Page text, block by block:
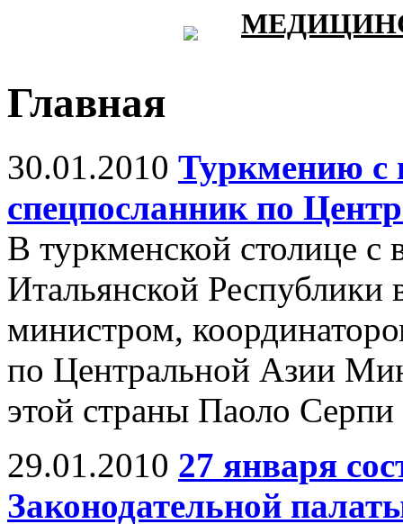
Главная
30.01.2010 Туркмению с
спецпосланник по
В туркменской столице с
Итальянской Республики
министром,
по Центральной Азии
этой страны Паоло Серпи
29.01.2010 27 января
Законодательной